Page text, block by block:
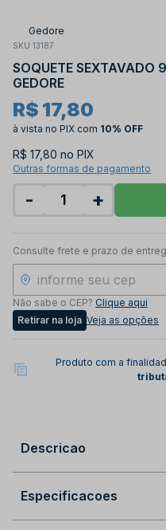
Gedore
SKU 13187
SOQUETE
GEDORE
R$ 17,80
à vista no PIX com 10% OFF
R$ 17,80 no PIX
Outras formas de pagamento
- +
Consulte frete e prazo de
Não sabe o CEP? Clique aqui
Retirar na loja Veja as opções
Produto com a
Descricao
Especificacoes